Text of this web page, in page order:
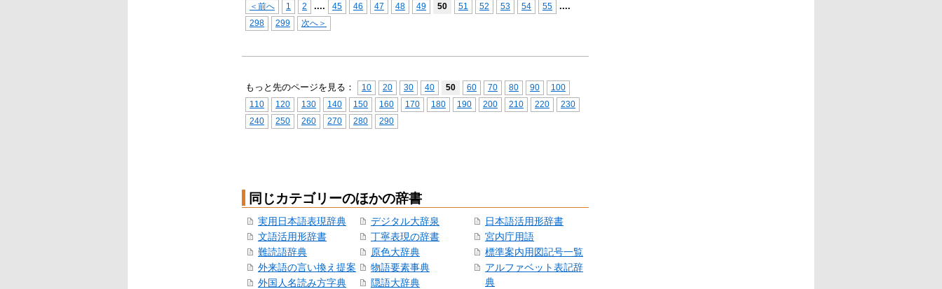
＜前へ 1 2 .... 45 46 47 48 49 50 51 52 53 54 55 ....
298 299 次へ＞
もっと先のページを見る： 10 20 30 40 50 60 70 80 90
100
110
120 130 140 150 160 170 180 190 200 210 220
230
240
250 260 270 280 290
同じカテゴリーのほかの辞書
実用日本語表現辞典
文語活用形辞書
難読語辞典
外来語の言い換え提案
外国人名読み方字典
デジタル大辞泉
丁寧表現の辞書
原色大辞典
物語要素事典
隠語大辞典
日本語活用形辞書
宮内庁用語
標準案内用図記号一覧
アルファベット表記辞
典